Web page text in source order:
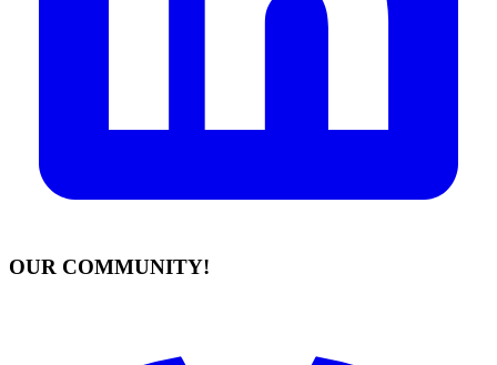
OUR COMMUNITY!